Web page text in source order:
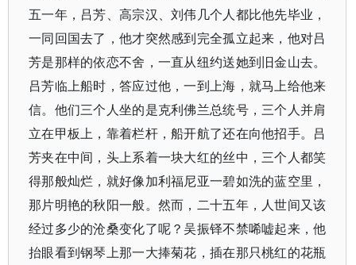
五一年，吕芳、高宗汉、刘伟几个人都比他先毕业，
一同回国去了，他才突然感到完全孤立起来，他对吕
芳是那样的依恋不舍，一直从纽约送她到旧金山去。
吕芳临上船时，答应过他，一到上海，就马上给他来
信。他们三个人坐的是克利佛兰总统号，三个人并肩
立在甲板上，靠着栏杆，船开航了还在向他招手。吕
芳夹在中间，头上系着一块大红的丝中，三个人都笑
得那般灿烂，就好像加利福尼亚一碧如洗的蓝空里，
那片明艳的秋阳一般。然而，二十五年，人世间又该
经过多少的沧桑变化了呢？吴振铎不禁唏嘘起来，他
抬眼看到钢琴上那一大捧菊花，插在那只桃红的花瓶